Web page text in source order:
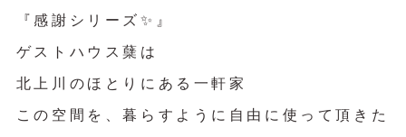
『感謝シリーズ✨』
ゲストハウス蘖は
北上川のほとりにある一軒家
この空間を、暮らすように自由に使って頂きた